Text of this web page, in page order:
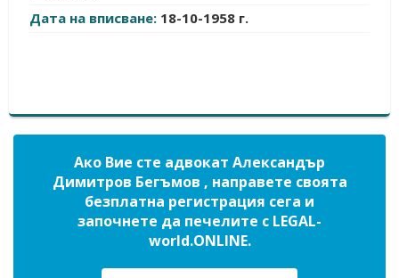
Дата на вписване: 18-10-1958 г.
Ако Вие сте адвокат Александър
Димитров Бегъмов , направете своята
безплатна регистрация сега и
започнете да печелите с LEGAL-
world.ONLINE.